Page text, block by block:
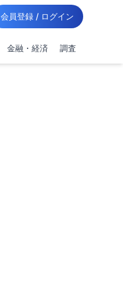
会員登録 / ログイン
金融・経済 調査